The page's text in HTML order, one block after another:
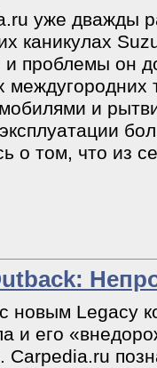
уже дважды
каникулах
и проблемы он
междугородних
и
о том, что из
новым Legacy
и его
Carpedia.ru